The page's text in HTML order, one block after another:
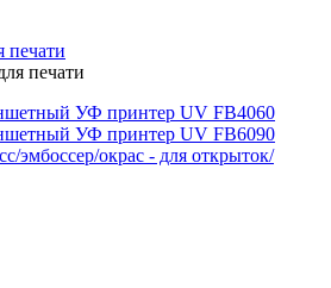
печати
УФ принтер UV FB4060
УФ принтер UV FB6090
эмбоссер/окрас - для открыток/